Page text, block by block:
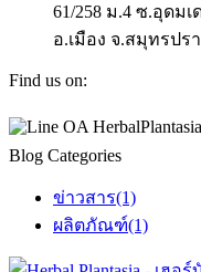
61/258 ม.4 ซ.อุดม
อ.เมือง จ.สมุทรปร
Find us on:
Facebook
page
opens
new
window
Instagram
page
opens
new
window
Whatsapp
page
opens
new
window
Blog Categories
ข่าวสาร(1)
ผลิตภัณฑ์(1)